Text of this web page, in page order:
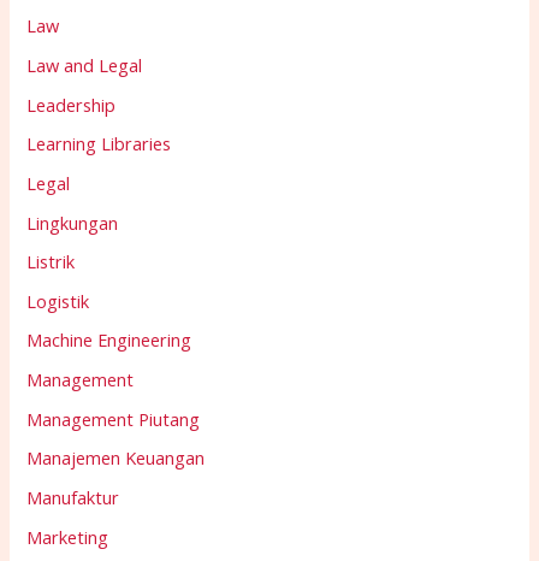
Law
Law and Legal
Leadership
Learning Libraries
Legal
Lingkungan
Listrik
Logistik
Machine Engineering
Management
Management Piutang
Manajemen Keuangan
Manufaktur
Marketing